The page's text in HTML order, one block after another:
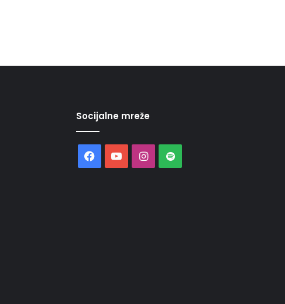
Socijalne mreže
Facebook
YouTubeInstagram
Spotify